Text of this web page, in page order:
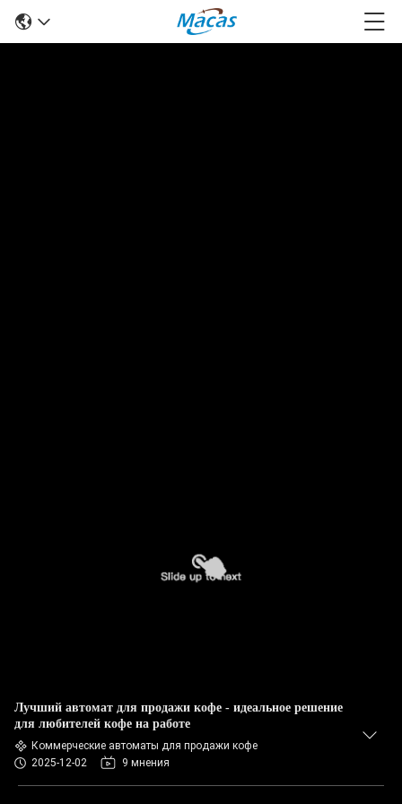
Лучший автомат для продажи кофе - идеальное решение
для любителей кофе на работе
Коммерческие автоматы для продажи кофе
2025-12-02
9 мнения